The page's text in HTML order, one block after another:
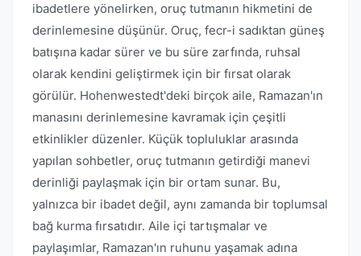
ibadetlere yönelirken, oruç tutmanın hikmetini de
derinlemesine düşünür. Oruç, fecr-i sadıktan güneş
batışına kadar sürer ve bu süre zarfında, ruhsal
olarak kendini geliştirmek için bir fırsat olarak
görülür. Hohenwestedt'deki birçok aile, Ramazan'ın
manasını derinlemesine kavramak için çeşitli
etkinlikler düzenler. Küçük topluluklar arasında
yapılan sohbetler, oruç tutmanın getirdiği manevi
derinliği paylaşmak için bir ortam sunar. Bu,
yalnızca bir ibadet değil, aynı zamanda bir toplumsal
bağ kurma fırsatıdır. Aile içi tartışmalar ve
paylaşımlar, Ramazan'ın ruhunu yaşamak adına